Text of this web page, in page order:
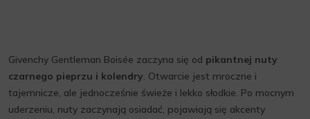
Givenchy Gentleman Boisée zaczyna się od pikantnej nuty
czarnego pieprzu i kolendry. Otwarcie jest mroczne i
tajemnicze, ale jednocześnie świeże i lekko słodkie. Po mocnym
uderzeniu, nuty zaczynają osiadać, pojawiają się akcenty